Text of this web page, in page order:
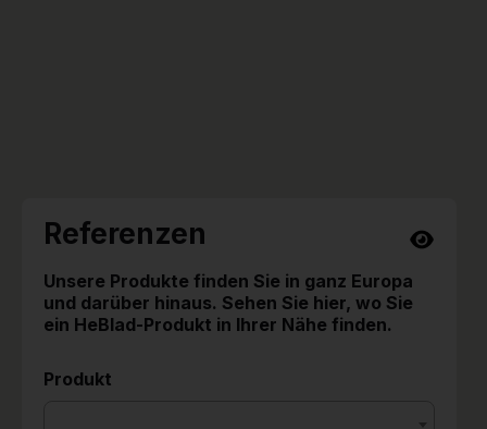
Referenzen
Unsere Produkte finden Sie in ganz Europa
und darüber hinaus. Sehen Sie hier, wo Sie
ein HeBlad-Produkt in Ihrer Nähe finden.
Produkt